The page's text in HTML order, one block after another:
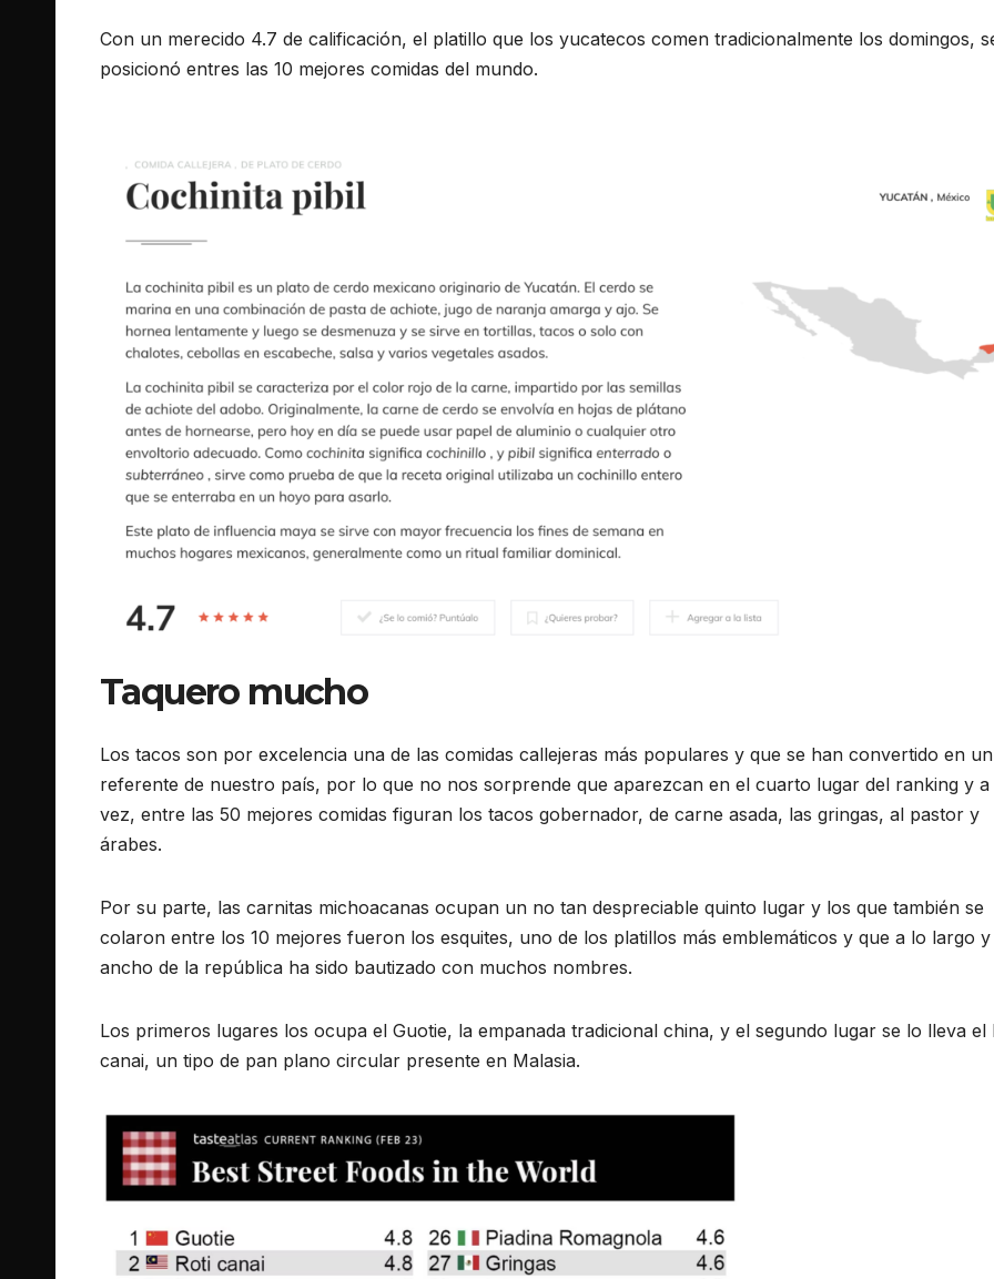
Con un merecido 4.7 de calificación, el platillo que los yucatecos comen tradicionalmente los domingos,
posicionó entres las 10 mejores comidas del mundo.
Taquero mucho
Los tacos son por excelencia una de las comidas callejeras más populares y que se han convertido en un
referente de nuestro país, por lo que no nos sorprende que aparezcan en el cuarto lugar del ranking y a
vez, entre las 50 mejores comidas figuran los tacos gobernador, de carne asada, las gringas, al pastor y
árabes.
Por su parte, las carnitas michoacanas ocupan un no tan despreciable quinto lugar y los que también se
colaron entre los 10 mejores fueron los esquites, uno de los platillos más emblemáticos y que a lo largo y
ancho de la república ha sido bautizado con muchos nombres.
Los primeros lugares los ocupa el Guotie, la empanada tradicional china, y el segundo lugar se lo lleva el
canai, un tipo de pan plano circular presente en Malasia.